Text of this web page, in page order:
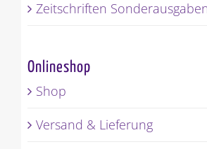
Zeitschriften
Onlineshop
Shop
Versand & Lieferung